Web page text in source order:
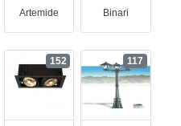
Artemide Binari
152 117